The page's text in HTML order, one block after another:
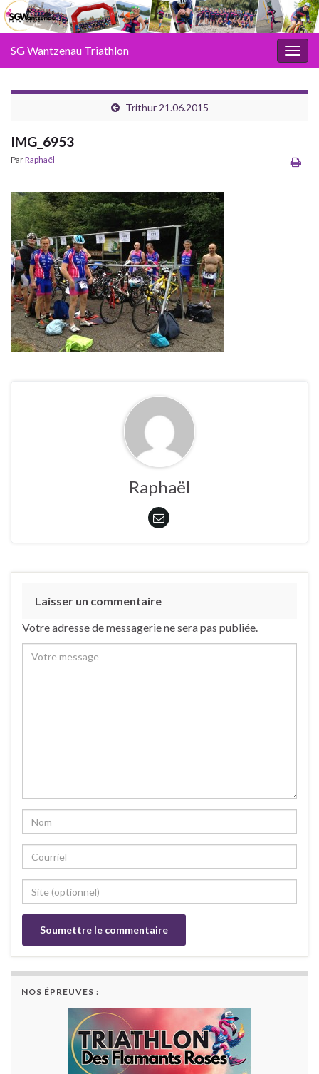
SG Wantzenau Triathlon
Trithur 21.06.2015
IMG_6953
ParRaphaël
Raphaël
Laisser un commentaire
Votre adresse de messagerie ne sera pas publiée.
NOS ÉPREUVES :